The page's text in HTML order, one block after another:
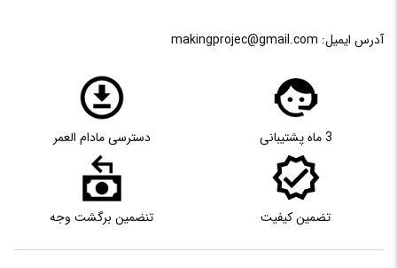
آدرس ایمیل: makingprojec@gmail.com
3 ماه پشتیبانی دسترسی مادام العمر
تضمین کیفیت تنضمین برگشت وجه